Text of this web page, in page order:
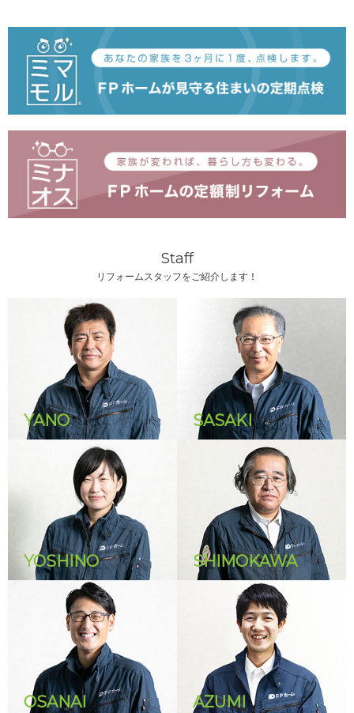
Staff
リフォームスタッフをご紹介します！
YANO SASAKI
YOSHINO SHIMOKAWA
OSANAI AZUMI